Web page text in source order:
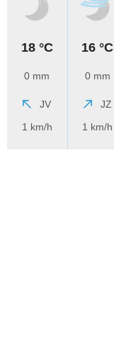
18 °C
0 mm
JV
1 km/h
16 °C
0 mm
JZ
1 km/h